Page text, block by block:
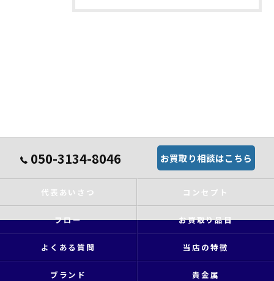
050-3134-8046 お買取り相談はこちら
代表あいさつ コンセプト
フロー お買取り品目
よくある質問 当店の特徴
ブランド 貴金属